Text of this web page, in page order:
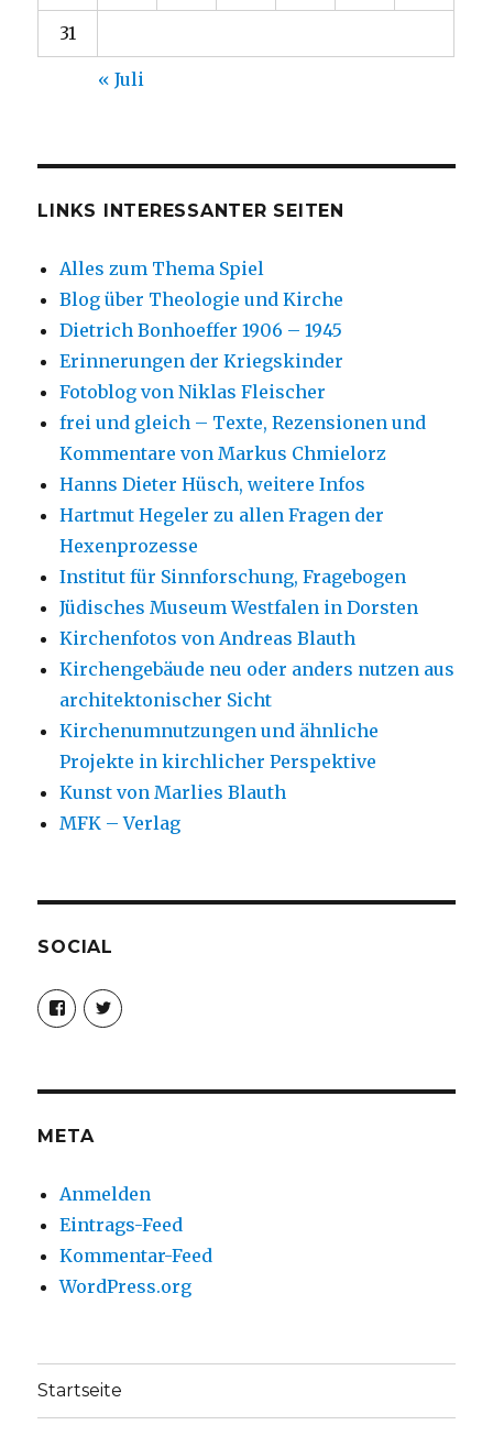
31
« Juli
LINKS INTERESSANTER SEITEN
Alles zum Thema Spiel
Blog über Theologie und Kirche
Dietrich Bonhoeffer 1906 – 1945
Erinnerungen der Kriegskinder
Fotoblog von Niklas Fleischer
frei und gleich – Texte, Rezensionen und
Kommentare von Markus Chmielorz
Hanns Dieter Hüsch, weitere Infos
Hartmut Hegeler zu allen Fragen der
Hexenprozesse
Institut für Sinnforschung, Fragebogen
Jüdisches Museum Westfalen in Dorsten
Kirchenfotos von Andreas Blauth
Kirchengebäude neu oder anders nutzen aus
architektonischer Sicht
Kirchenumnutzungen und ähnliche
Projekte in kirchlicher Perspektive
Kunst von Marlies Blauth
MFK – Verlag
SOCIAL
Profil
von
christoph.fleischer1
anzeigen
Profil
von
anzeigen
META
Anmelden
Eintrags-Feed
Kommentar-Feed
WordPress.org
Startseite